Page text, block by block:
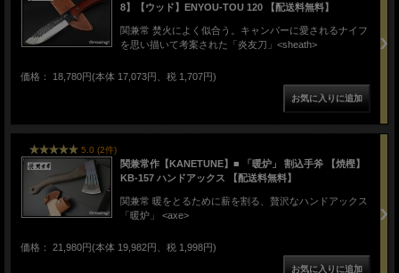
8】【ウッド】ENYOU-TOU 120 【配送料無料】
関兼常 焚火によく似合う。キャンパーに愛されるナイフ
を思い描いて考案された「炎友刀」<sheath>
価格： 18,780円(本体 17,073円、税 1,707円)
5.0 (2件)
関兼常作【KANETUNE】■ 「暖炉」 割込手斧 【焼樫】
KB-157 ハンドアックス 【配送料無料】
関兼常 暖をとるために薪を割る、贅沢なハンドアックス
「暖炉」 <axe>
価格： 21,980円(本体 19,982円、税 1,998円)